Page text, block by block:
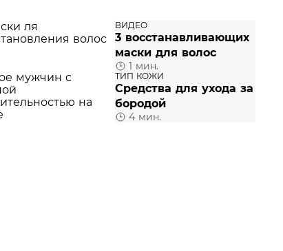
ВИДЕО
3 восстанавливающих
маски для волос
1 мин.
ТИП КОЖИ
Средства для ухода за
бородой
4 мин.